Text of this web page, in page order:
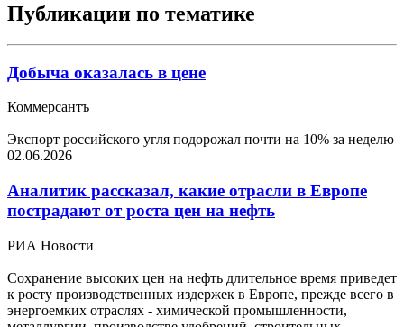
Публикации по тематике
Добыча оказалась в цене
Коммерсантъ
Экспорт российского угля подорожал почти на 10% за неделю
02.06.2026
Аналитик рассказал, какие отрасли в Европе
пострадают от роста цен на нефть
РИА Новости
Сохранение высоких цен на нефть длительное время приведет
к росту производственных издержек в Европе, прежде всего в
энергоемких отраслях - химической промышленности,